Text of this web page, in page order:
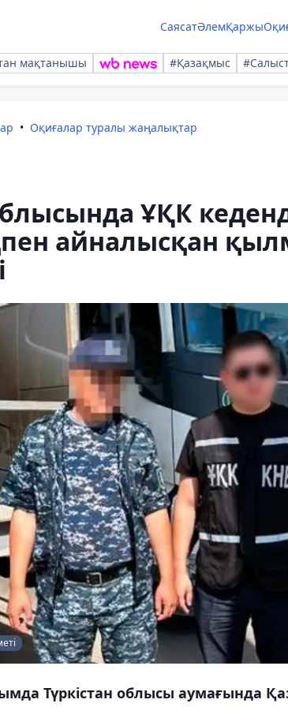
СаясатӘлемҚаржы
мақтанышы #Қазақмыс
Оқиғалар туралы жаңалықтар
ҰҚК
айналысқан
Түркістан облысы аумағында